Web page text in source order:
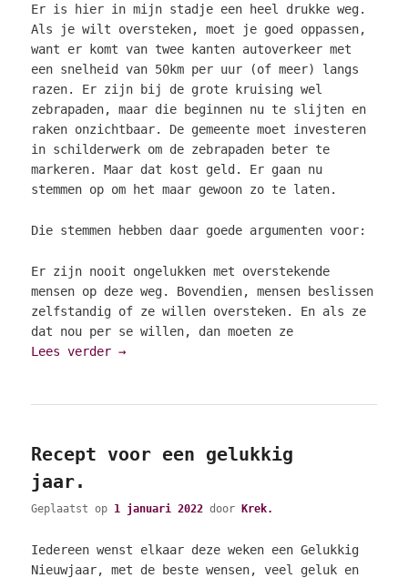
Er is hier in mijn stadje een heel drukke weg.
Als je wilt oversteken, moet je goed oppassen,
want er komt van twee kanten autoverkeer met
een snelheid van 50km per uur (of meer) langs
razen. Er zijn bij de grote kruising wel
zebrapaden, maar die beginnen nu te slijten en
raken onzichtbaar. De gemeente moet investeren
in schilderwerk om de zebrapaden beter te
markeren. Maar dat kost geld. Er gaan nu
stemmen op om het maar gewoon zo te laten.
Die stemmen hebben daar goede argumenten voor:
Er zijn nooit ongelukken met overstekende
mensen op deze weg. Bovendien, mensen beslissen
zelfstandig of ze willen oversteken. En als ze
dat nou per se willen, dan moeten ze
Lees verder→
Recept voor een gelukkig
jaar.
Geplaatst op 1 januari 2022 door Krek.
Iedereen wenst elkaar deze weken een Gelukkig
Nieuwjaar, met de beste wensen, veel geluk en